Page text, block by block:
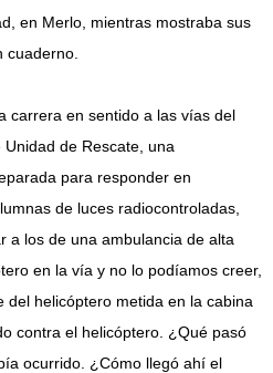
en Merlo, mientras mostraba sus
cuaderno.
carrera en sentido a las vías del
de Rescate, una
para responder en
de luces radiocontroladas,
a los de una ambulancia de alta
en la vía y no lo podíamos creer,
del helicóptero metida en la cabina
contra el helicóptero. ¿Qué pasó
ocurrido. ¿Cómo llegó ahí el